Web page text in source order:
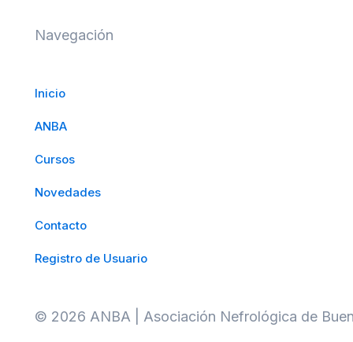
Navegación
Inicio
ANBA
Cursos
Novedades
Contacto
Registro de Usuario
© 2026 ANBA | Asociación Nefrológica de